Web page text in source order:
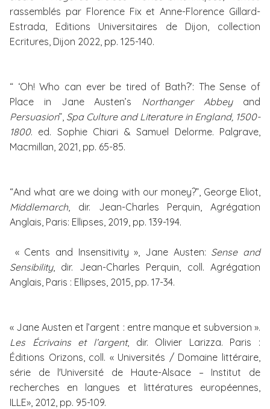
rassemblés par Florence Fix et Anne-Florence Gillard-
Estrada, Editions Universitaires de Dijon, collection
Ecritures, Dijon 2022, pp. 125-140.
“ ‘Oh! Who can ever be tired of Bath?’: The Sense of
Place in Jane Austen’s Northanger Abbeyand
Persuasion”, Spa Culture and Literature in England, 1500-
1800. ed. Sophie Chiari & Samuel Delorme. Palgrave,
Macmillan, 2021, pp. 65-85.
“And what are we doing with our money?”, George Eliot,
Middlemarch, dir. Jean-Charles Perquin, Agrégation
Anglais, Paris: Ellipses, 2019, pp. 139-194.
« Cents and Insensitivity », Jane Austen: Sense and
Sensibility, dir. Jean-Charles Perquin, coll. Agrégation
Anglais, Paris : Ellipses, 2015, pp. 17-34.
« Jane Austen et l’argent : entre manque et subversion ».
Les Écrivains et l’argent, dir. Olivier Larizza. Paris :
Éditions Orizons, coll. « Universités / Domaine littéraire,
série de l'Université de Haute-Alsace – Institut de
recherches en langues et littératures européennes,
ILLE», 2012, pp. 95-109.